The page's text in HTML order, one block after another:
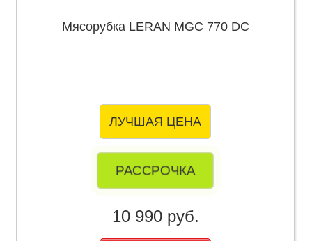
Мясорубка LERAN MGC 770 DC
ЛУЧШАЯ ЦЕНА
РАССРОЧКА
10 990 руб.